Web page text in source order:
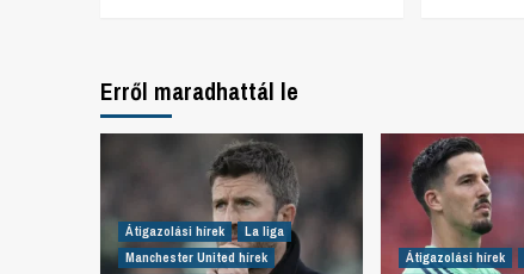
Erről maradhattál le
Átigazolási hírek
La liga
Manchester United hírek
Átigazolási hírek